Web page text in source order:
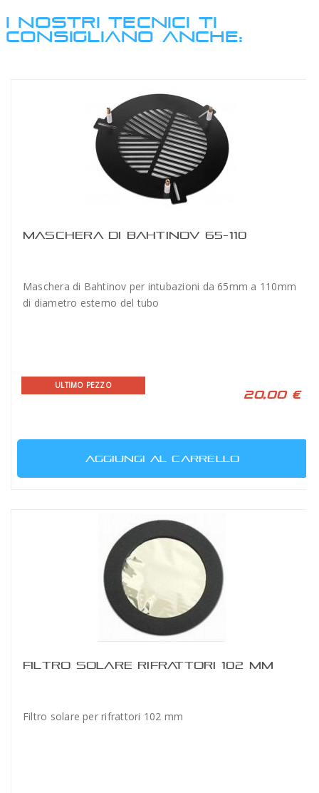
I NOSTRI TECNICI TI
CONSIGLIANO ANCHE:
MASCHERA DI BAHTINOV 65-110
Maschera di Bahtinov per intubazioni da 65mm a 110mm
di diametro esterno del tubo
ULTIMO PEZZO
20,00 €
AGGIUNGI AL CARRELLO
FILTRO SOLARE RIFRATTORI 102 MM
Filtro solare per rifrattori 102 mm